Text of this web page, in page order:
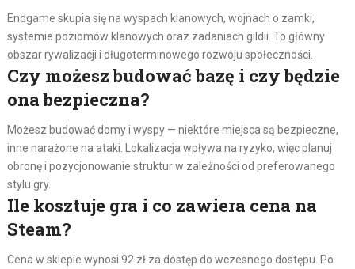
Endgame skupia się na wyspach klanowych, wojnach o zamki,
systemie poziomów klanowych oraz zadaniach gildii. To główny
obszar rywalizacji i długoterminowego rozwoju społeczności.
Czy możesz budować bazę i czy będzie
ona bezpieczna?
Możesz budować domy i wyspy — niektóre miejsca są bezpieczne,
inne narażone na ataki. Lokalizacja wpływa na ryzyko, więc planuj
obronę i pozycjonowanie struktur w zależności od preferowanego
stylu gry.
Ile kosztuje gra i co zawiera cena na
Steam?
Cena w sklepie wynosi 92 zł za dostęp do wczesnego dostępu. Po